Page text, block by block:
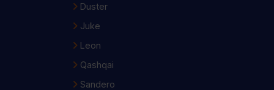
Duster
Juke
Leon
Qashqai
Sandero